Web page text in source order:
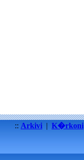
:: Arkivi | K�rkoni